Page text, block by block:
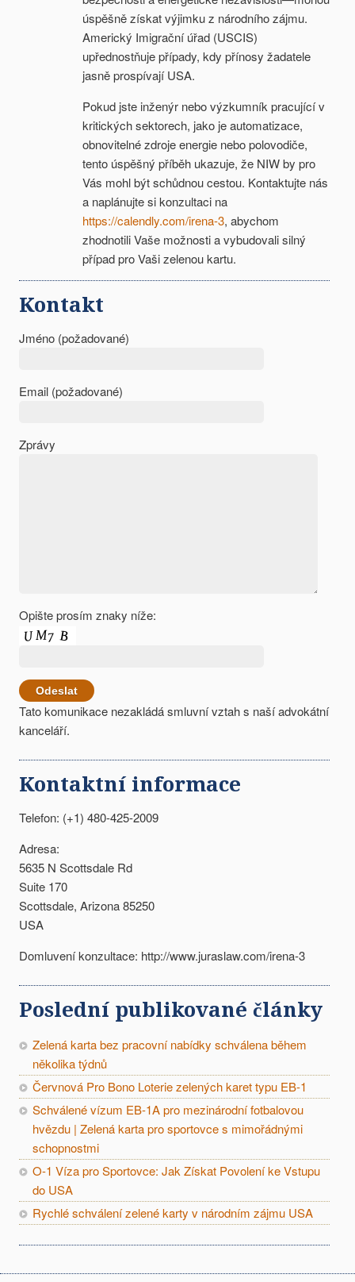
úspěšně získat výjimku z národního zájmu.
Americký Imigrační úřad (USCIS)
upřednostňuje případy, kdy přínosy žadatele
jasně prospívají USA.
Pokud jste inženýr nebo výzkumník pracující v
kritických sektorech, jako je automatizace,
obnovitelné zdroje energie nebo polovodiče,
tento úspěšný příběh ukazuje, že NIW by pro
Vás mohl být schůdnou cestou. Kontaktujte nás
a naplánujte si konzultaci na
https://calendly.com/irena-3, abychom
zhodnotili Vaše možnosti a vybudovali silný
případ pro Vaši zelenou kartu.
Kontakt
Jméno (požadované)
Email (požadované)
Zprávy
Opište prosím znaky níže:
Tato komunikace nezakládá smluvní vztah s naší advokátní
kanceláří.
Kontaktní informace
Telefon: (+1) 480-425-2009
Adresa:
5635 N Scottsdale Rd
Suite 170
Scottsdale, Arizona 85250
USA
Domluvení konzultace: http://www.juraslaw.com/irena-3
Poslední publikované články
Zelená karta bez pracovní nabídky schválena během
několika týdnů
Červnová Pro Bono Loterie zelených karet typu EB-1
Schválené vízum EB-1A pro mezinárodní fotbalovou
hvězdu | Zelená karta pro sportovce s mimořádnými
schopnostmi
O-1 Víza pro Sportovce: Jak Získat Povolení ke Vstupu
do USA
Rychlé schválení zelené karty v národním zájmu USA